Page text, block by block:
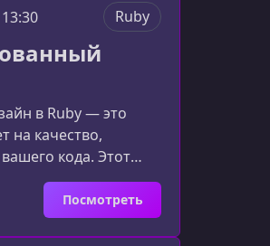
разработчикам,
работы;
Ruby
в Ruby — это
на качество,
кода. Этот
извлечь максимум
паттернов
реальных
Посмотреть